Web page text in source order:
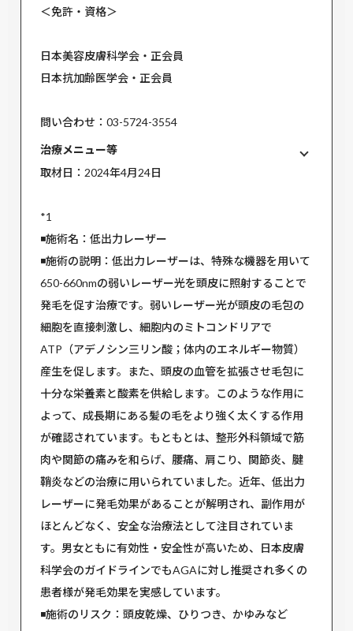
＜免許・資格＞
日本美容皮膚科学会・正会員
日本抗加齢医学会・正会員
問い合わせ：03-5724-3554
治療メニュー等
取材日：2024年4月24日
*1
◾️施術名：低出力レーザー
◾️施術の説明：低出力レーザーは、特殊な機器を用いて
650-660nmの弱いレーザー光を頭皮に照射することで
発毛を促す治療です。弱いレーザー光が頭皮の毛包の
細胞を直接刺激し、細胞内のミトコンドリアで
ATP（アデノシン三リン酸；体内のエネルギー物質）
産生を促します。また、頭皮の血管を拡張させ毛包に
十分な栄養素と酸素を供給します。このような作用に
よって、成長期にある髪の毛をより強く太くする作用
が確認されています。もともとは、整形外科領域で筋
肉や関節の痛みを和らげ、腰痛、肩こり、関節炎、腱
鞘炎などの治療に用いられていました。近年、低出力
レーザーに発毛効果があることが解明され、副作用が
ほとんどなく、安全な治療法として注目されていま
す。男女ともに有効性・安全性が高いため、日本皮膚
科学会のガイドラインでもAGAに対し推奨され多くの
患者様が発毛効果を実感しています。
◾️施術のリスク：頭皮乾燥、ひりつき、かゆみなど